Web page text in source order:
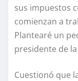
sus impuestos
comienzan a
Plantearé un
presidente de
Cuestionó que